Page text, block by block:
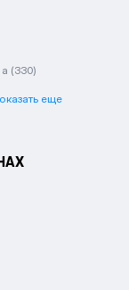
(330)
еще